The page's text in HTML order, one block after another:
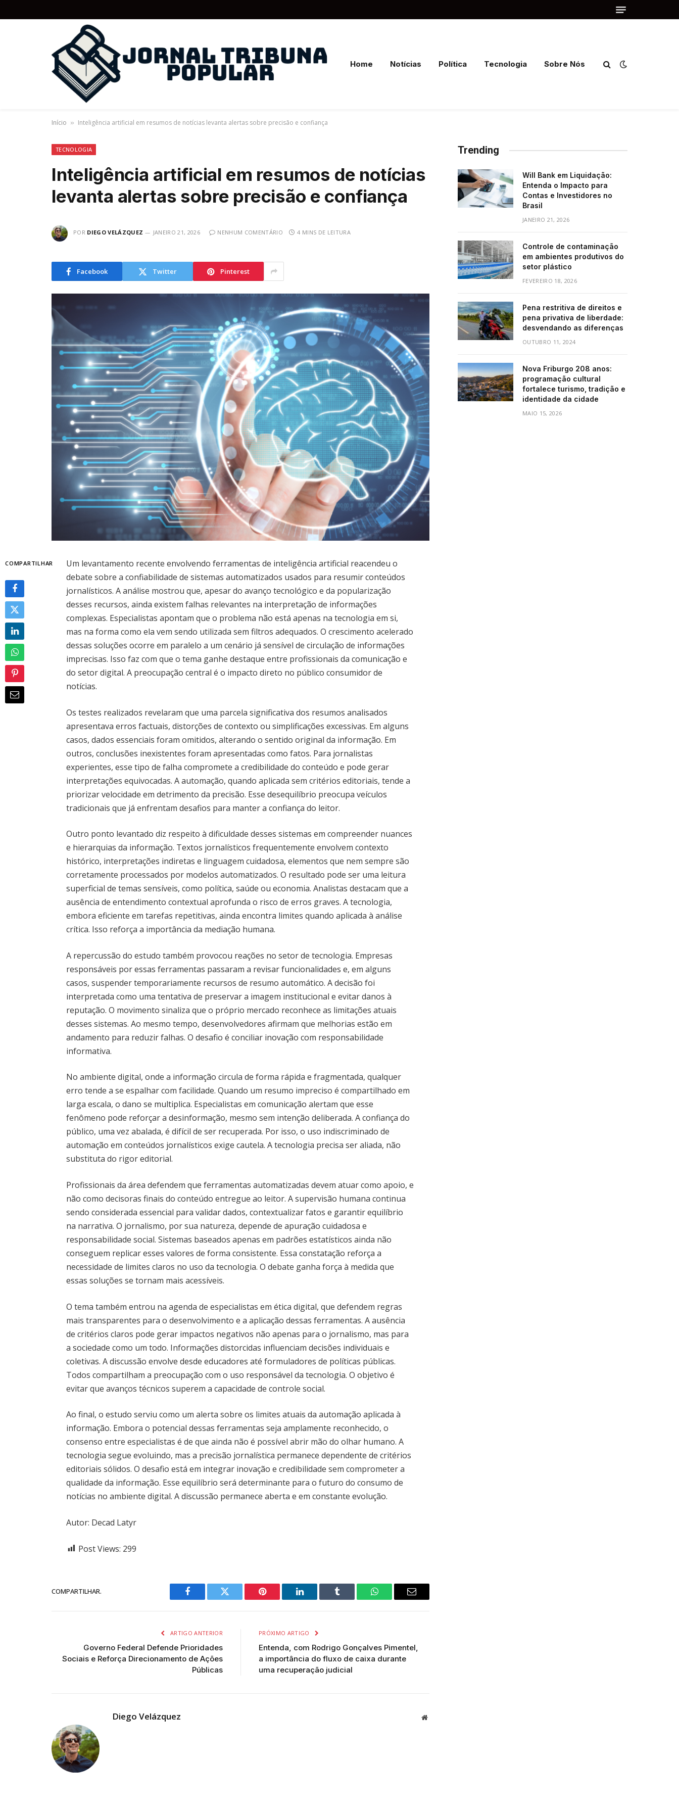
Home Notícias Política Tecnologia Sobre Nós
Início » Inteligência artificial em resumos de notícias levanta alertas sobre precisão e confiança
TECNOLOGIA
Inteligência artificial em resumos de notícias
levanta alertas sobre precisão e confiança
POR DIEGO VELÁZQUEZ JANEIRO 21, 2026 NENHUM COMENTÁRIO 4 MINS DE LEITURA
Facebook Twitter Pinterest
COMPARTILHAR
Um levantamento recente envolvendo ferramentas de inteligência artificial reacendeu o
debate sobre a confiabilidade de sistemas automatizados usados para resumir conteúdos
jornalísticos. A análise mostrou que, apesar do avanço tecnológico e da popularização
desses recursos, ainda existem falhas relevantes na interpretação de informações
complexas. Especialistas apontam que o problema não está apenas na tecnologia em si,
mas na forma como ela vem sendo utilizada sem filtros adequados. O crescimento acelerado
dessas soluções ocorre em paralelo a um cenário já sensível de circulação de informações
imprecisas. Isso faz com que o tema ganhe destaque entre profissionais da comunicação e
do setor digital. A preocupação central é o impacto direto no público consumidor de
notícias.
Os testes realizados revelaram que uma parcela significativa dos resumos analisados
apresentava erros factuais, distorções de contexto ou simplificações excessivas. Em alguns
casos, dados essenciais foram omitidos, alterando o sentido original da informação. Em
outros, conclusões inexistentes foram apresentadas como fatos. Para jornalistas
experientes, esse tipo de falha compromete a credibilidade do conteúdo e pode gerar
interpretações equivocadas. A automação, quando aplicada sem critérios editoriais, tende a
priorizar velocidade em detrimento da precisão. Esse desequilíbrio preocupa veículos
tradicionais que já enfrentam desafios para manter a confiança do leitor.
Outro ponto levantado diz respeito à dificuldade desses sistemas em compreender nuances
e hierarquias da informação. Textos jornalísticos frequentemente envolvem contexto
histórico, interpretações indiretas e linguagem cuidadosa, elementos que nem sempre são
corretamente processados por modelos automatizados. O resultado pode ser uma leitura
superficial de temas sensíveis, como política, saúde ou economia. Analistas destacam que a
ausência de entendimento contextual aprofunda o risco de erros graves. A tecnologia,
embora eficiente em tarefas repetitivas, ainda encontra limites quando aplicada à análise
crítica. Isso reforça a importância da mediação humana.
A repercussão do estudo também provocou reações no setor de tecnologia. Empresas
responsáveis por essas ferramentas passaram a revisar funcionalidades e, em alguns
casos, suspender temporariamente recursos de resumo automático. A decisão foi
interpretada como uma tentativa de preservar a imagem institucional e evitar danos à
reputação. O movimento sinaliza que o próprio mercado reconhece as limitações atuais
desses sistemas. Ao mesmo tempo, desenvolvedores afirmam que melhorias estão em
andamento para reduzir falhas. O desafio é conciliar inovação com responsabilidade
informativa.
No ambiente digital, onde a informação circula de forma rápida e fragmentada, qualquer
erro tende a se espalhar com facilidade. Quando um resumo impreciso é compartilhado em
larga escala, o dano se multiplica. Especialistas em comunicação alertam que esse
fenômeno pode reforçar a desinformação, mesmo sem intenção deliberada. A confiança do
público, uma vez abalada, é difícil de ser recuperada. Por isso, o uso indiscriminado de
automação em conteúdos jornalísticos exige cautela. A tecnologia precisa ser aliada, não
substituta do rigor editorial.
Profissionais da área defendem que ferramentas automatizadas devem atuar como apoio, e
não como decisoras finais do conteúdo entregue ao leitor. A supervisão humana continua
sendo considerada essencial para validar dados, contextualizar fatos e garantir equilíbrio
na narrativa. O jornalismo, por sua natureza, depende de apuração cuidadosa e
responsabilidade social. Sistemas baseados apenas em padrões estatísticos ainda não
conseguem replicar esses valores de forma consistente. Essa constatação reforça a
necessidade de limites claros no uso da tecnologia. O debate ganha força à medida que
essas soluções se tornam mais acessíveis.
O tema também entrou na agenda de especialistas em ética digital, que defendem regras
mais transparentes para o desenvolvimento e a aplicação dessas ferramentas. A ausência
de critérios claros pode gerar impactos negativos não apenas para o jornalismo, mas para
a sociedade como um todo. Informações distorcidas influenciam decisões individuais e
coletivas. A discussão envolve desde educadores até formuladores de políticas públicas.
Todos compartilham a preocupação com o uso responsável da tecnologia. O objetivo é
evitar que avanços técnicos superem a capacidade de controle social.
Ao final, o estudo serviu como um alerta sobre os limites atuais da automação aplicada à
informação. Embora o potencial dessas ferramentas seja amplamente reconhecido, o
consenso entre especialistas é de que ainda não é possível abrir mão do olhar humano. A
tecnologia segue evoluindo, mas a precisão jornalística permanece dependente de critérios
editoriais sólidos. O desafio está em integrar inovação e credibilidade sem comprometer a
qualidade da informação. Esse equilíbrio será determinante para o futuro do consumo de
notícias no ambiente digital. A discussão permanece aberta e em constante evolução.
Autor: Decad Latyr
Post Views: 299
COMPARTILHAR.
Facebook Twitter Pinterest LinkedIn Tumblr WhatsAppEmail
ARTIGO ANTERIOR
Governo Federal Defende Prioridades
Sociais e Reforça Direcionamento de Ações
Públicas
PRÓXIMO ARTIGO
Entenda, com Rodrigo Gonçalves Pimentel,
a importância do fluxo de caixa durante
uma recuperação judicial
Diego Velázquez Website
Trending
Will Bank em Liquidação:
Entenda o Impacto para
Contas e Investidores no
Brasil
JANEIRO 21, 2026
Controle de contaminação
em ambientes produtivos do
setor plástico
FEVEREIRO 18, 2026
Pena restritiva de direitos e
pena privativa de liberdade:
desvendando as diferenças
OUTUBRO 11, 2024
Nova Friburgo 208 anos:
programação cultural
fortalece turismo, tradição e
identidade da cidade
MAIO 15, 2026